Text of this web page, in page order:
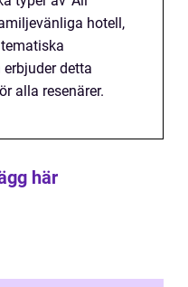
hotell,
detta
alla resenärer.
här